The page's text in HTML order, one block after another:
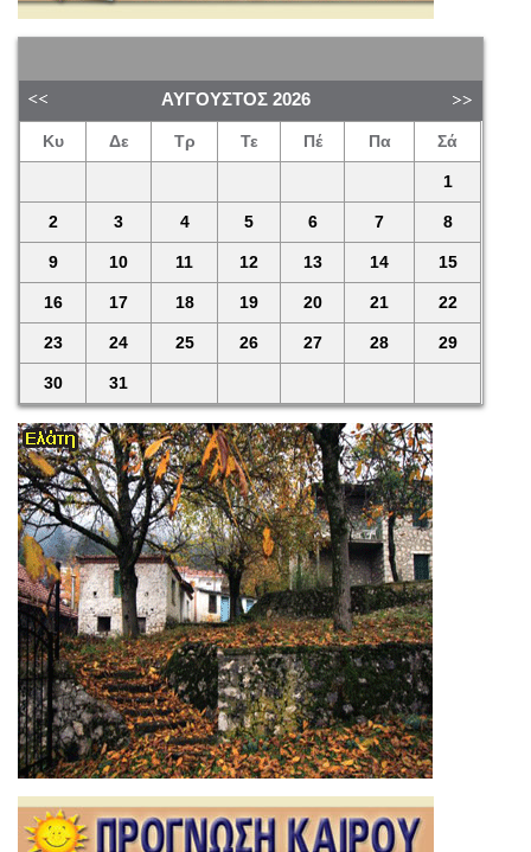
ΑΎΓΟΥΣΤΟΣ 2026
Κυ Δε Τρ Τε Πέ Πα Σά
1
2 3 4 5 6 7 8
9 10 11 12 13 14 15
16 17 18 19 20 21 22
23 24 25 26 27 28 29
30 31